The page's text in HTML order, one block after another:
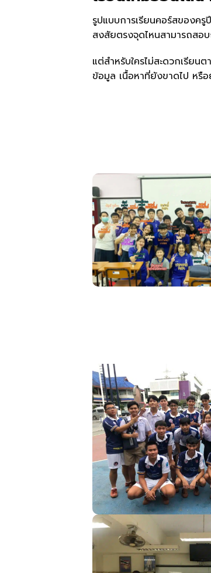
รูปแบบการเรียนคอร์สของครู
สงสัยตรงจุดไหนสามารถสอ
แต่สำหรับใครไม่สะดวกเรียน
ข้อมูล เนื้อหาที่ยังขาดไป หรื